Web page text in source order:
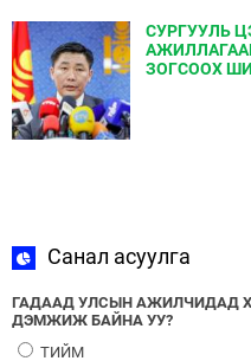
СУРГУУЛЬ
ЗОГСООХ
Санал асуулга
ГАДААД УЛСЫН АЖИЛЧИДАД
ДЭМЖИЖ БАЙНА УУ?
ТИЙМ